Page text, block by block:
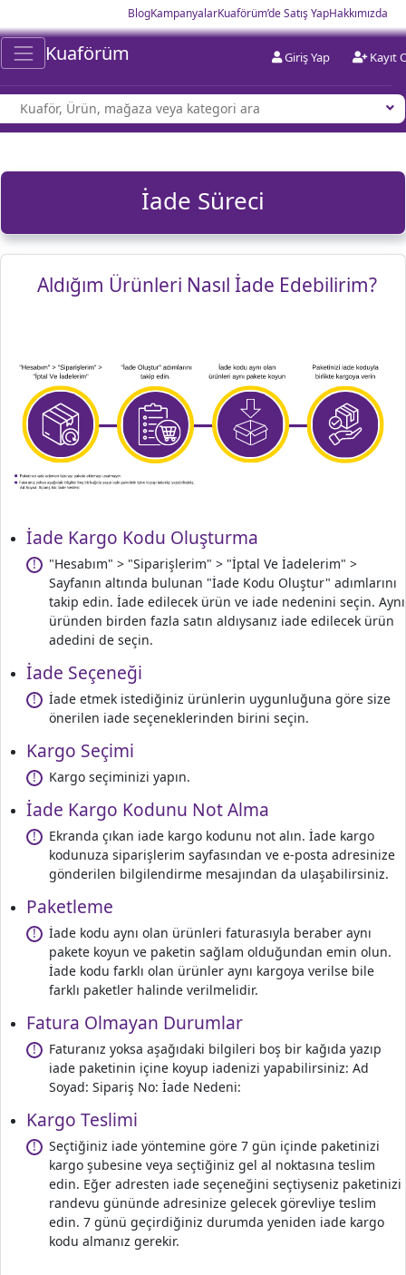
BlogKampanyalarKuaförüm’de Satış YapHakkımızda
Kuaförüm Giriş Yap Kayıt
İade Süreci
Aldığım Ürünleri Nasıl İade Edebilirim?
İade Kargo Kodu Oluşturma
!
"Hesabım" > "Siparişlerim" > "İptal Ve İadelerim" >
Sayfanın altında bulunan "İade Kodu Oluştur" adımlarını
takip edin. İade edilecek ürün ve iade nedenini seçin. Aynı
üründen birden fazla satın aldıysanız iade edilecek ürün
adedini de seçin.
İade Seçeneği
!
İade etmek istediğiniz ürünlerin uygunluğuna göre size
önerilen iade seçeneklerinden birini seçin.
Kargo Seçimi
! Kargo seçiminizi yapın.
İade Kargo Kodunu Not Alma
!
Ekranda çıkan iade kargo kodunu not alın. İade kargo
kodunuza siparişlerim sayfasından ve e-posta adresinize
gönderilen bilgilendirme mesajından da ulaşabilirsiniz.
Paketleme
!
İade kodu aynı olan ürünleri faturasıyla beraber aynı
pakete koyun ve paketin sağlam olduğundan emin olun.
İade kodu farklı olan ürünler aynı kargoya verilse bile
farklı paketler halinde verilmelidir.
Fatura Olmayan Durumlar
!
Faturanız yoksa aşağıdaki bilgileri boş bir kağıda yazıp
iade paketinin içine koyup iadenizi yapabilirsiniz: Ad
Soyad: Sipariş No: İade Nedeni:
Kargo Teslimi
!
Seçtiğiniz iade yöntemine göre 7 gün içinde paketinizi
kargo şubesine veya seçtiğiniz gel al noktasına teslim
edin. Eğer adresten iade seçeneğini seçtiyseniz paketinizi
randevu gününde adresinize gelecek görevliye teslim
edin. 7 günü geçirdiğiniz durumda yeniden iade kargo
kodu almanız gerekir.